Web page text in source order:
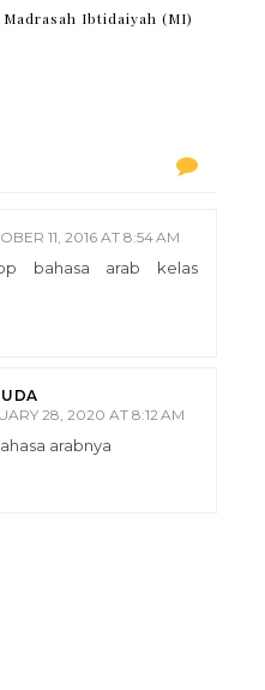
Ibtidaiyah (MI)
11, 2016 AT 8:54 AM
bahasa arab kelas
28, 2020 AT 8:12 AM
arabnya